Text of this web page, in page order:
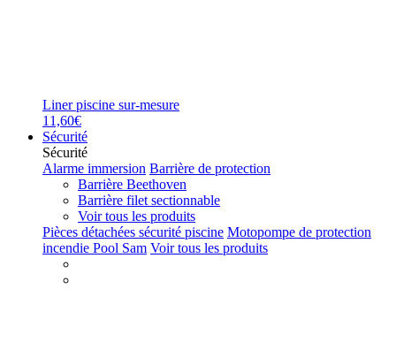
Liner piscine sur-mesure
11,60€
Sécurité
Sécurité
Alarme immersion Barrière de protection
Barrière Beethoven
Barrière filet sectionnable
Voir tous les produits
Pièces détachées sécurité piscine Motopompe de protection
incendie Pool Sam Voir tous les produits